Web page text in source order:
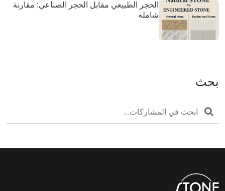
الحجر الطبيعي مقابل الحجر الصناعي: مقارنة
شاملة
بحث